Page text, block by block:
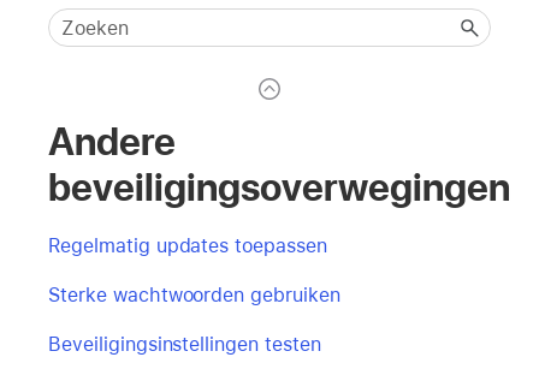
Andere
beveiligingsoverwegingen
Regelmatig updates toepassen
Sterke wachtwoorden gebruiken
Beveiligingsinstellingen testen